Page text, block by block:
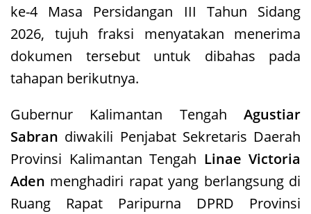
ke-4 Masa Persidangan III Tahun Sidang
2026, tujuh fraksi menyatakan menerima
dokumen tersebut untuk dibahas pada
tahapan berikutnya.
Gubernur Kalimantan Tengah Agustiar
Sabran diwakili Penjabat Sekretaris Daerah
Provinsi Kalimantan Tengah Linae Victoria
Aden menghadiri rapat yang berlangsung di
Ruang Rapat Paripurna DPRD Provinsi